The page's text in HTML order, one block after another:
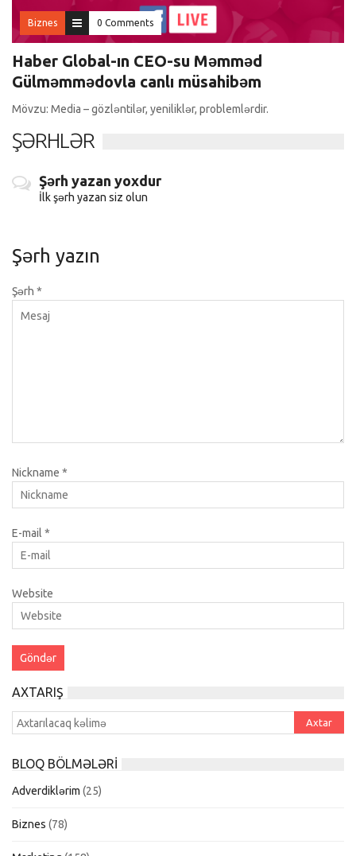
Biznes 0 Comments
Haber Global-ın CEO-su Məmməd
Gülməmmədovla canlı müsahibəm
Mövzu: Media – gözləntilər, yeniliklər, problemlərdir.
ŞƏRHLƏR
Şərh yazan yoxdur
İlk şərh yazan siz olun
Şərh yazın
Şərh *
Nickname *
E-mail *
Website
AXTARIŞ
BLOQ BÖLMƏLƏRI
Adverdiklərim (25)
Biznes (78)